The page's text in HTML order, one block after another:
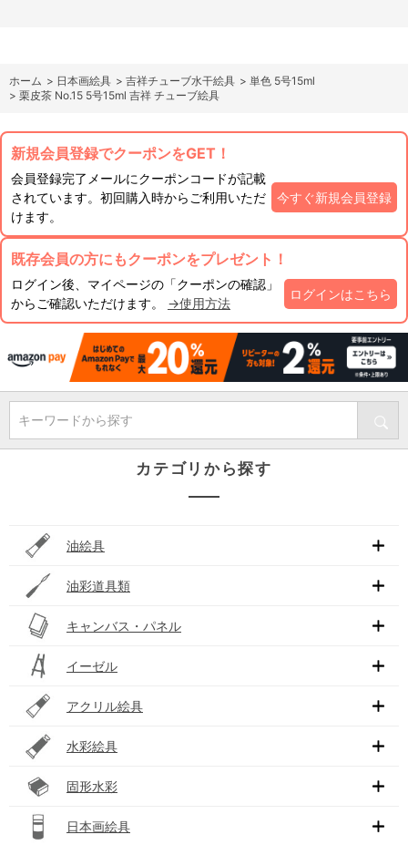
ホーム > 日本画絵具 > 吉祥チューブ水干絵具 > 単色 5号15ml
> 栗皮茶 No.15 5号15ml 吉祥 チューブ絵具
新規会員登録でクーポンをGET！
会員登録完了メールにクーポンコードが記載
されています。初回購入時からご利用いただ
けます。
今すぐ新規会員登録
既存会員の方にもクーポンをプレゼント！
ログイン後、マイページの「クーポンの確認」
からご確認いただけます。 →使用方法
ログインはこちら
キーワードから探す
カテゴリから探す
油絵具
油彩道具類
キャンバス・パネル
イーゼル
アクリル絵具
水彩絵具
固形水彩
日本画絵具